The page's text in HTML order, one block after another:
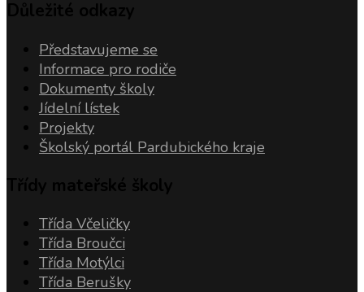
Představujeme se
Informace pro rodiče
Dokumenty školy
Jídelní lístek
Projekty
Školský portál Pardubického kraje
Třída Včeličky
Třída Broučci
Třída Motýlci
Třída Berušky